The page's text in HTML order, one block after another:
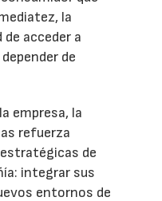
la
acceder a
de
empresa, la
refuerza
de
integrar sus
entornos de